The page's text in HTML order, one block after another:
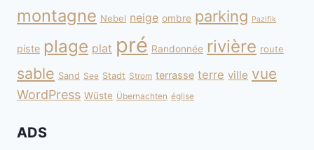
montagne Nebel neige ombre parking Pazifik
piste plage plat pré Randonnée rivière route
sable Sand See Stadt Strom terrasse terre ville vue
WordPress Wüste Übernachten église
ADS